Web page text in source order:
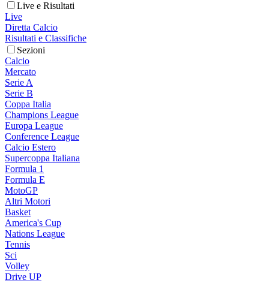
Live e Risultati
Live
Diretta Calcio
Risultati e Classifiche
Sezioni
Calcio
Mercato
Serie A
Serie B
Coppa Italia
Champions League
Europa League
Conference League
Calcio Estero
Supercoppa Italiana
Formula 1
Formula E
MotoGP
Altri Motori
Basket
America's Cup
Nations League
Tennis
Sci
Volley
Drive UP